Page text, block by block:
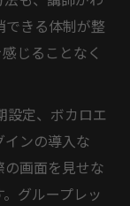
基本と注意
DTMスクー
向け機材セ
購入のポイ
きる体制が整
じることなく
設定、ボカロエ
ンの導入な
画面を見せな
グループレッ